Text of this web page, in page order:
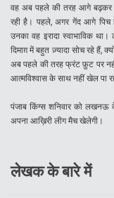
वह अब पहले की तरह आगे बढ़कर
रही है। पहले, अगर गेंद आगे पिच
उनका वह इरादा स्वाभाविक
दिमाग़ में बहुत ज़्यादा सोच रहे हैं,
अब पहले की तरह फ्रंट फ़ुट पर
आत्मविश्वास के साथ नहीं खेल पा
पंजाब किंग्स शनिवार को
अपना आख़िरी लीग मैच खेलेगी।
लेखक के बारे में